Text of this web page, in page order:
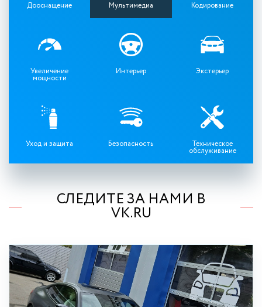
Дооснащение Мультимедиа Кодирование
Увеличение
мощности
Интерьер Экстерьер
Уход и защита Безопасность Техническое
обслуживание
СЛЕДИТЕ ЗА НАМИ В
VK.RU